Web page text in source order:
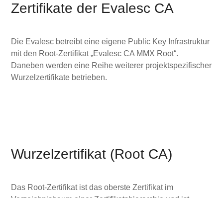
Zertifikate der Evalesc CA
Die Evalesc betreibt eine eigene Public Key Infrastruktur
mit den Root-Zertifikat „Evalesc CA MMX Root“.
Daneben werden eine Reihe weiterer projektspezifischer
Wurzelzertifikate betrieben.
Wurzelzertifikat (Root CA)
Das Root-Zertifikat ist das oberste Zertifikat im